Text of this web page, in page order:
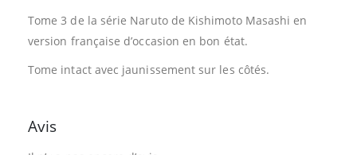
Tome 3 de la série Naruto de Kishimoto Masashi en
version française d’occasion en bon état.
Tome intact avec jaunissement sur les côtés.
Avis